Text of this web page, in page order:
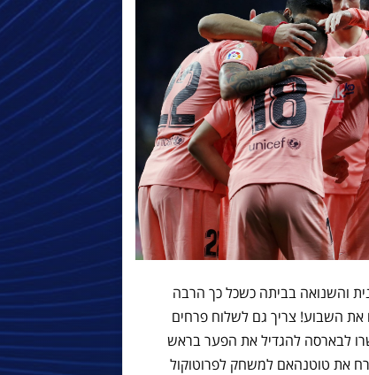
והשנואה בביתה כשכל כך הרבה
את השבוע! צריך גם לשלוח פרחים
לבארסה להגדיל את הפער בראש
תארח את טוטנהאם למשחק לפרוטוקול